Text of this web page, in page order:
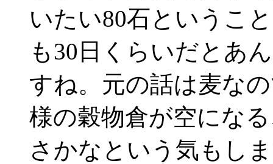
いたい80石というこ
も30日くらいだとあ
すね。元の話は麦な
様の穀物倉が空にな
さかなという気もし